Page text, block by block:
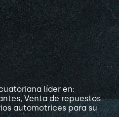
líder en:
Venta de repuestos
automotrices para su